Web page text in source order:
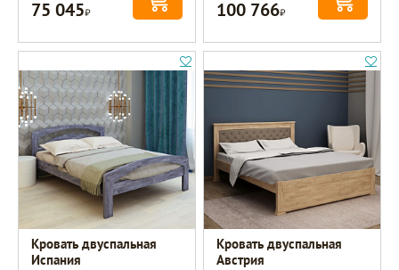
75 045Р 100 766Р
Кровать двуспальная
Испания
Кровать двуспальная
Австрия